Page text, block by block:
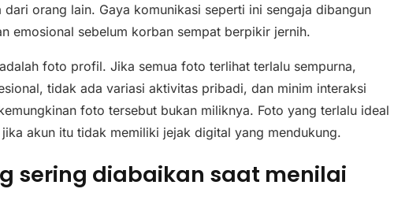
orang lain. Gaya komunikasi seperti ini sengaja dibangun
emosional sebelum korban sempat berpikir jernih.
foto profil. Jika semua foto terlihat terlalu sempurna,
tidak ada variasi aktivitas pribadi, dan minim interaksi
foto tersebut bukan miliknya. Foto yang terlalu ideal
akun itu tidak memiliki jejak digital yang mendukung.
sering diabaikan saat menilai